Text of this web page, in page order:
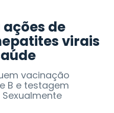
de
virais
vacinação
B e testagem